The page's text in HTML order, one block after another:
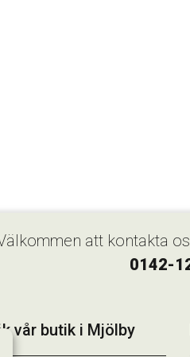
att kontakta
0142-
vår butik i Mjölby